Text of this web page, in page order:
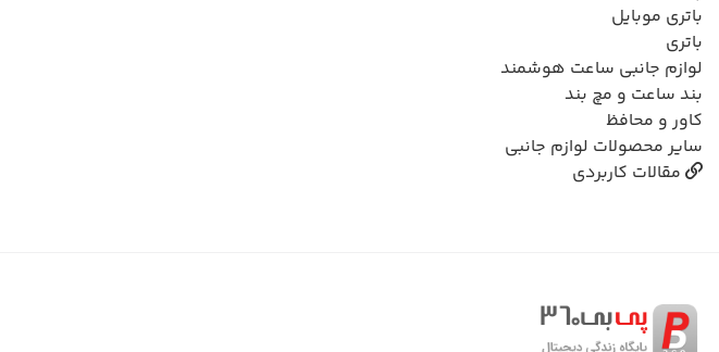
باتری موبایل
باتری
لوازم جانبی ساعت هوشمند
بند ساعت و مچ بند
کاور و محافظ
سایر محصولات لوازم جانبی
مقالات کاربردی